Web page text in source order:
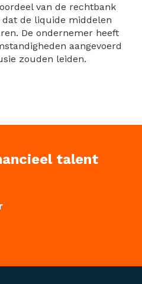
van de rechtbank
de liquide middelen
De ondernemer heeft
aangevoerd
zouden leiden.
talent